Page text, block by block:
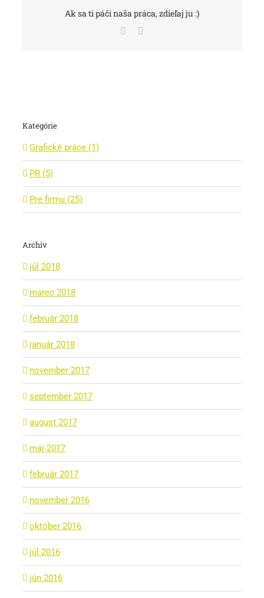
Ak sa ti páči naša práca, zdieľaj ju :)
Facebook
Kategórie
Grafické práce (1)
PR (5)
Pre firmu (25)
Archív
júl 2018
marec 2018
február 2018
január 2018
november 2017
september 2017
august 2017
máj 2017
február 2017
november 2016
október 2016
júl 2016
jún 2016